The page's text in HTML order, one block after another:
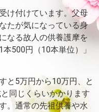
け付けています。父母
たが気になっている身
なる故人の供養護摩を
500円（10本単位）」
と5万円から10万円、と
同じくらいかかります
。通常の先祖供養や水